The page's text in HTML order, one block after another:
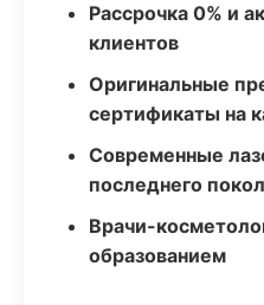
Рассрочка 0% и
клиентов
Оригинальные
сертификаты на
Современные
последнего
Врачи-
образованием